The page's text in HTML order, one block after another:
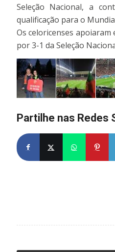
Seleção Nacional, a
qualificação para o
Os celoricenses
por 3-1 da Seleção
Partilhe nas Redes